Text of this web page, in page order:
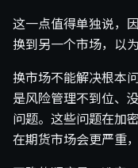
这一点值得单独说，
换到另一个市场，以
换市场不能解决根本
是风险管理不到位、
问题。这些问题在加
在期货市场会更严重